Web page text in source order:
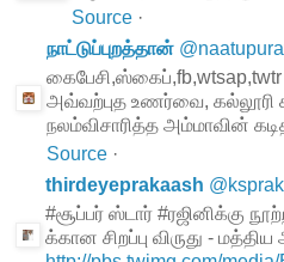
Source ·
நாட்டுப்புறத்தான் @
அவ்வற்புத உணர்வை, கல்லூரி
நலம்விசாரித்த அம்மாவின்
Source ·
thirdeyeprakaash @
#சூப்பர் ஸ்டார் #ரஜினிக்கு
க்கான சிறப்பு விருது - மத்திய